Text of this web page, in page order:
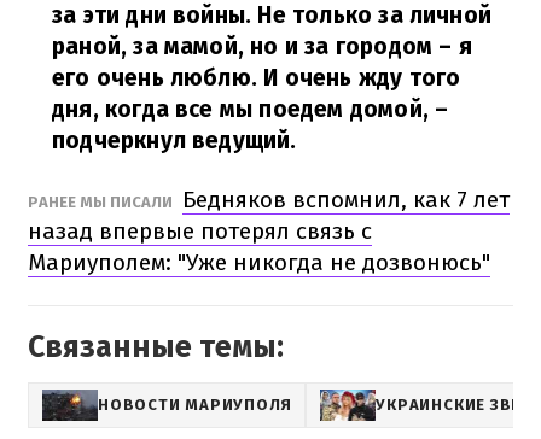
за эти дни войны. Не только за личной
раной, за мамой, но и за городом – я
его очень люблю. И очень жду того
дня, когда все мы поедем домой, –
подчеркнул ведущий.
РАНЕЕ МЫ ПИСАЛИ
Бедняков вспомнил, как 7 лет
назад впервые потерял связь с
Мариуполем: "Уже никогда не дозвонюсь"
Связанные темы:
НОВОСТИ МАРИУПОЛЯ УКРАИНСКИЕ